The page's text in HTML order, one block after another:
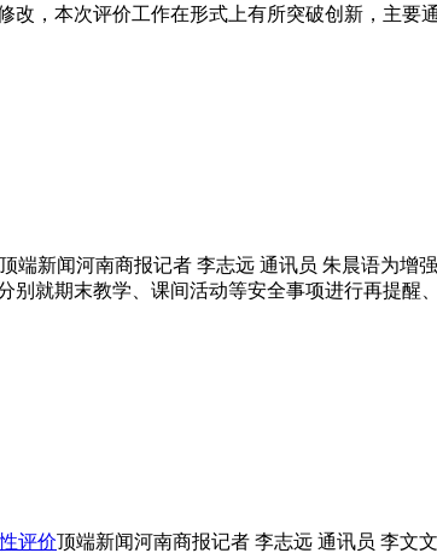
，本次评价工作在形式上有所突破创新，主要
顶端新闻河南商报记者 李志远 通讯员 朱晨语为增
就期末教学、课间活动等安全事项进行再提醒
评价顶端新闻河南商报记者 李志远 通讯员 李文